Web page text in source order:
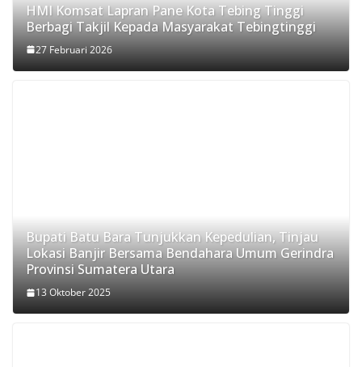
HMI Komsat Lapran Pane Kota Tebing Tinggi
Berbagi Takjil Kepada Masyarakat Tebingtinggi
27 Februari 2026
Bupati Batu Bara Tunjukkan Kepedulian, Tinjau
Lokasi Banjir Bersama Bendahara Umum Gerindra
Provinsi Sumatera Utara
13 Oktober 2025